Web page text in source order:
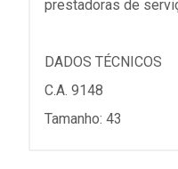
prestadoras de
DADOS TÉCNICOS
C.A. 9148
Tamanho: 43